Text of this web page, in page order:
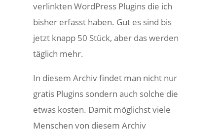
verlinkten WordPress Plugins die ich
bisher erfasst haben. Gut es sind bis
jetzt knapp 50 Stück, aber das werden
täglich mehr.
In diesem Archiv findet man nicht nur
gratis Plugins sondern auch solche die
etwas kosten. Damit möglichst viele
Menschen von diesem Archiv